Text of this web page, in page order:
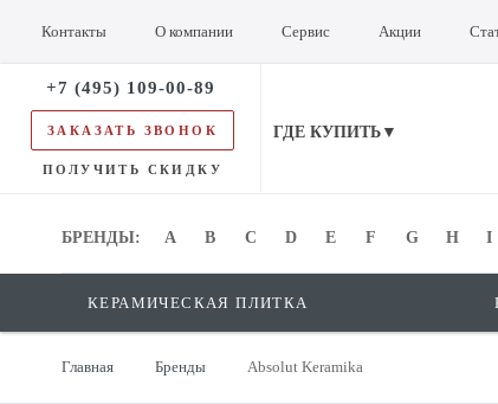
Контакты О компании Сервис Акции
+7 (495) 109-00-89
ЗАКАЗАТЬ ЗВОНОК
ПОЛУЧИТЬ СКИДКУ
ГДЕ КУПИТЬ▼
БРЕНДЫ: A B C D E F G H I
БРЕНДЫ:
КЕРАМИЧЕСКАЯ ПЛИТКА
Главная Бренды Absolut Keramika